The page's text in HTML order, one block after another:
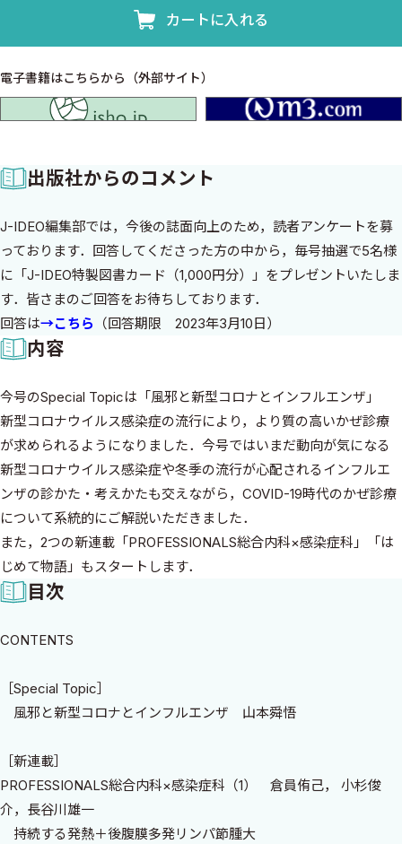
カートに入れる
電子書籍はこちらから（外部サイト）
出版社からのコメント
J-IDEO編集部では，今後の誌面向上のため，読者アンケートを募
っております．回答してくださった方の中から，毎号抽選で5名様
に「J-IDEO特製図書カード（1,000円分）」をプレゼントいたしま
す．皆さまのご回答をお待ちしております．
回答は→こちら （回答期限 2023年3月10日）
内容
今号のSpecial Topicは「風邪と新型コロナとインフルエンザ」
新型コロナウイルス感染症の流行により，より質の高いかぜ診療
が求められるようになりました．今号ではいまだ動向が気になる
新型コロナウイルス感染症や冬季の流行が心配されるインフルエ
ンザの診かた・考えかたも交えながら，COVID-19時代のかぜ診療
について系統的にご解説いただきました．
また，2つの新連載「PROFESSIONALS総合内科×感染症科」「は
じめて物語」もスタートします．
目次
CONTENTS
［Special Topic］
風邪と新型コロナとインフルエンザ 山本舜悟
［新連載］
PROFESSIONALS総合内科×感染症科（1） 倉員侑己， 小杉俊
介，長谷川雄一
持続する発熱＋後腹膜多発リンパ節腫大